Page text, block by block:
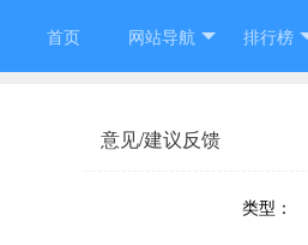
首页 网站导航 排行榜
意见/建议反馈
类型：